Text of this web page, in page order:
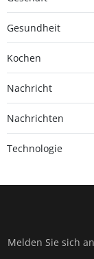
Gesundheit
Kochen
Nachricht
Nachrichten
Technologie
Melden Sie sich